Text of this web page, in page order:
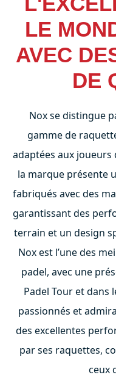
LE
AVEC
DE
Nox se distingue
gamme de
adaptées aux joueurs
la marque présente
fabriqués avec des
garantissant des
terrain et un design
Nox est l’une des
padel, avec une
Padel Tour et dans
passionnés et
des excellentes
par ses raquettes,
ceux